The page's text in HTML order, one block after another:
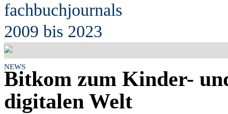
fachbuchjournals
2009 bis 2023
NEWS
Bitkom zum Kinder-
digitalen Welt